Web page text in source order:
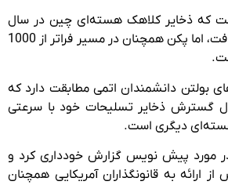
که ذخایر کلاهک هسته‌ای چین در سال
2024 به 600 کاهش یافت، اما پکن همچنان در مسیر فراتر از 1000
بولتن دانشمندان اتمی مطابقت دارد که
گسترش ذخایر تسلیحات خود با سرعتی
دیگری است.
در مورد پیش نویس گزارش خودداری کرد و
ارائه به قانونگذاران آمریکایی همچنان